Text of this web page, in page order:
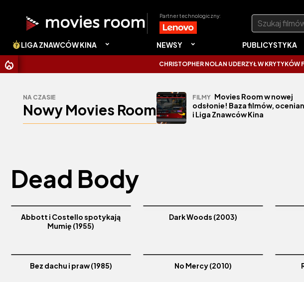
Partner technologiczny: Szukaj:
LIGA ZNAWCÓW KINA NEWSY PUBLICYSTYKA
CHRISTOPHER NOLAN UDERZYŁ W KRYTYKÓW
NA CZASIE
Nowy Movies Room
FILMY Movies Room w nowej
odsłonie! Baza filmów,
i Liga Znawców Kina
Dead Body
Abbott i Costello spotykają
Mumię (1955)
Dark Woods (2003)
Bez dachu i praw (1985) No Mercy (2010)